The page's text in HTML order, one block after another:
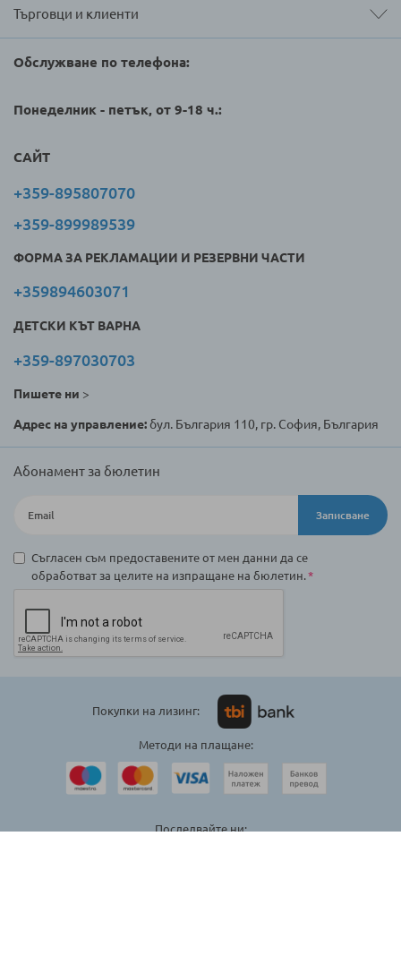
Търговци и клиенти
Обслужване по телефона:
Понеделник - петък, от 9-18 ч.:
САЙТ
+359-895807070
+359-899989539
ФОРМА ЗА РЕКЛАМАЦИИ И РЕЗЕРВНИ ЧАСТИ
+359894603071
ДЕТСКИ КЪТ ВАРНА
+359-897030703
Пишете ни >
Адрес на управление:бул. България 110, гр. София, България
Абонамент за бюлетин
Записване
Съгласен съм предоставените от мен данни да се
обработват за целите на изпращане на бюлетин.
Покупки на лизинг:
Методи на плащане:
Последвайте ни: